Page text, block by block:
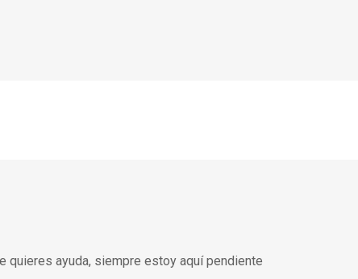
quieres ayuda, siempre estoy aquí pendiente